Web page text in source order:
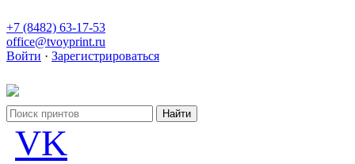
+7 (8482) 63-17-53
office@tvoyprint.ru
Войти · Зарегистрироваться
VK